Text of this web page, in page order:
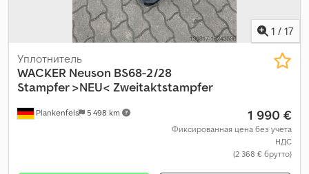
1 / 17
Plankenfels 5 498 km
Уплотнитель
WACKER Neuson BS68-2/28
Stampfer >NEU< Zweitaktstampfer
1 990 €
Фиксированная цена без учета
НДС
(2 368 € брутто)